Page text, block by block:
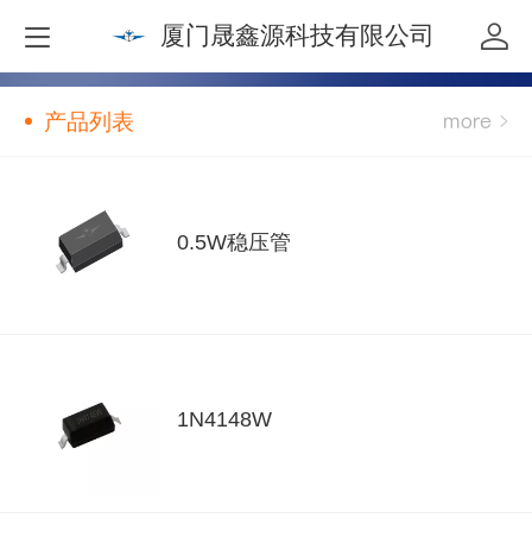
厦门晟鑫源科技有限公司
产品列表
0.5W稳压管
1N4148W